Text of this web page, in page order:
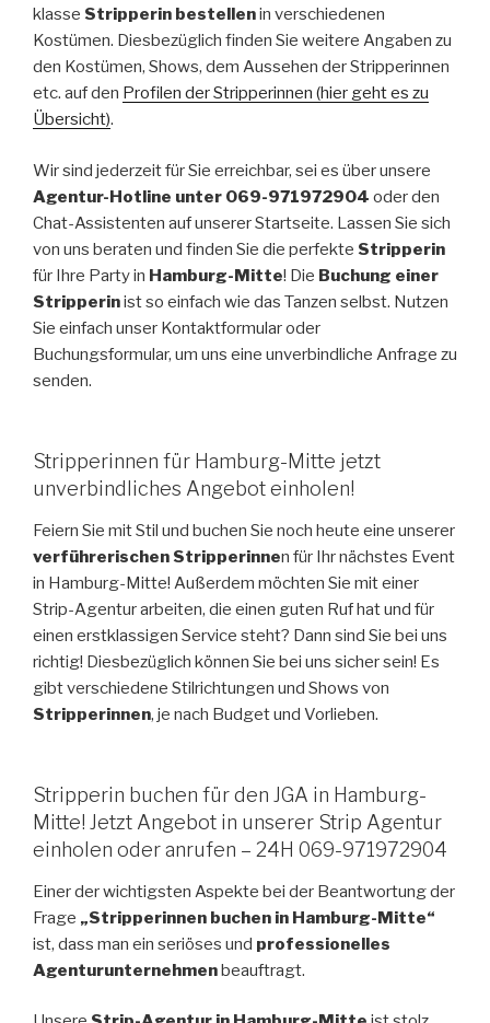
klasse Stripperin bestellenin verschiedenen
Kostümen. Diesbezüglich finden Sie weitere Angaben zu
den Kostümen, Shows, dem Aussehen der Stripperinnen
etc. auf den Profilen der Stripperinnen (hier geht es zu
Übersicht).
Wir sind jederzeit für Sie erreichbar, sei es über unsere
Agentur-Hotline unter 069-971972904 oder den
Chat-Assistenten auf unserer Startseite. Lassen Sie sich
von uns beraten und finden Sie die perfekte Stripperin
für Ihre Party in Hamburg-Mitte! Die Buchung einer
Stripperinist so einfach wie das Tanzen selbst. Nutzen
Sie einfach unser Kontaktformular oder
Buchungsformular, um uns eine unverbindliche Anfrage zu
senden.
Stripperinnen für Hamburg-Mitte jetzt
unverbindliches Angebot einholen!
Feiern Sie mit Stil und buchen Sie noch heute eine unserer
verführerischen Stripperinnen für Ihr nächstes Event
in Hamburg-Mitte! Außerdem möchten Sie mit einer
Strip-Agentur arbeiten, die einen guten Ruf hat und für
einen erstklassigen Service steht? Dann sind Sie bei uns
richtig! Diesbezüglich können Sie bei uns sicher sein! Es
gibt verschiedene Stilrichtungen und Shows von
Stripperinnen, je nach Budget und Vorlieben.
Stripperin buchen für den JGA in Hamburg-
Mitte! Jetzt Angebot in unserer Strip Agentur
einholen oder anrufen – 24H 069-971972904
Einer der wichtigsten Aspekte bei der Beantwortung der
Frage „Stripperinnen buchen in Hamburg-Mitte“
ist, dass man ein seriöses und professionelles
Agenturunternehmenbeauftragt.